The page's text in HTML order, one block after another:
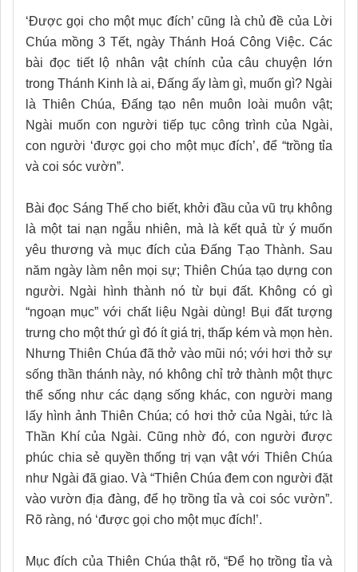
‘Được gọi cho một mục đích’ cũng là chủ đề của Lời
Chúa mồng 3 Tết, ngày Thánh Hoá Công Việc. Các
bài đọc tiết lộ nhân vật chính của câu chuyện lớn
trong Thánh Kinh là ai, Đấng ấy làm gì, muốn gì? Ngài
là Thiên Chúa, Đấng tạo nên muôn loài muôn vật;
Ngài muốn con người tiếp tục công trình của Ngài,
con người ‘được gọi cho một mục đích’, để “trồng tỉa
và coi sóc vườn”.
Bài đọc Sáng Thế cho biết, khởi đầu của vũ trụ không
là một tai nạn ngẫu nhiên, mà là kết quả từ ý muốn
yêu thương và mục đích của Đấng Tạo Thành. Sau
năm ngày làm nên mọi sự; Thiên Chúa tạo dựng con
người. Ngài hình thành nó từ bụi đất. Không có gì
“ngoạn mục” với chất liệu Ngài dùng! Bụi đất tượng
trưng cho một thứ gì đó ít giá trị, thấp kém và mọn hèn.
Nhưng Thiên Chúa đã thở vào mũi nó; với hơi thở sự
sống thần thánh này, nó không chỉ trở thành một thực
thể sống như các dạng sống khác, con người mang
lấy hình ảnh Thiên Chúa; có hơi thở của Ngài, tức là
Thần Khí của Ngài. Cũng nhờ đó, con người được
phúc chia sẻ quyền thống trị vạn vật với Thiên Chúa
như Ngài đã giao. Và “Thiên Chúa đem con người đặt
vào vườn địa đàng, để họ trồng tỉa và coi sóc vườn”.
Rõ ràng, nó ‘được gọi cho một mục đích!’.
Mục đích của Thiên Chúa thật rõ, “Để họ trồng tỉa và